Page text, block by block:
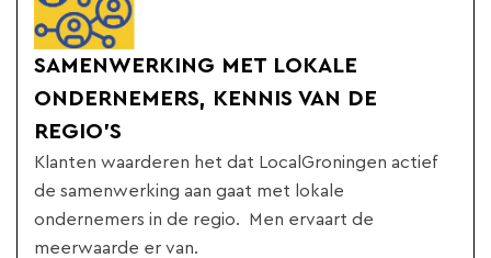
SAMENWERKING MET LOKALE
ONDERNEMERS, KENNIS VAN DE
REGIO'S
Klanten waarderen het dat LocalGroningen actief
de samenwerking aan gaat met lokale
ondernemers in de regio. Men ervaart de
meerwaarde er van.